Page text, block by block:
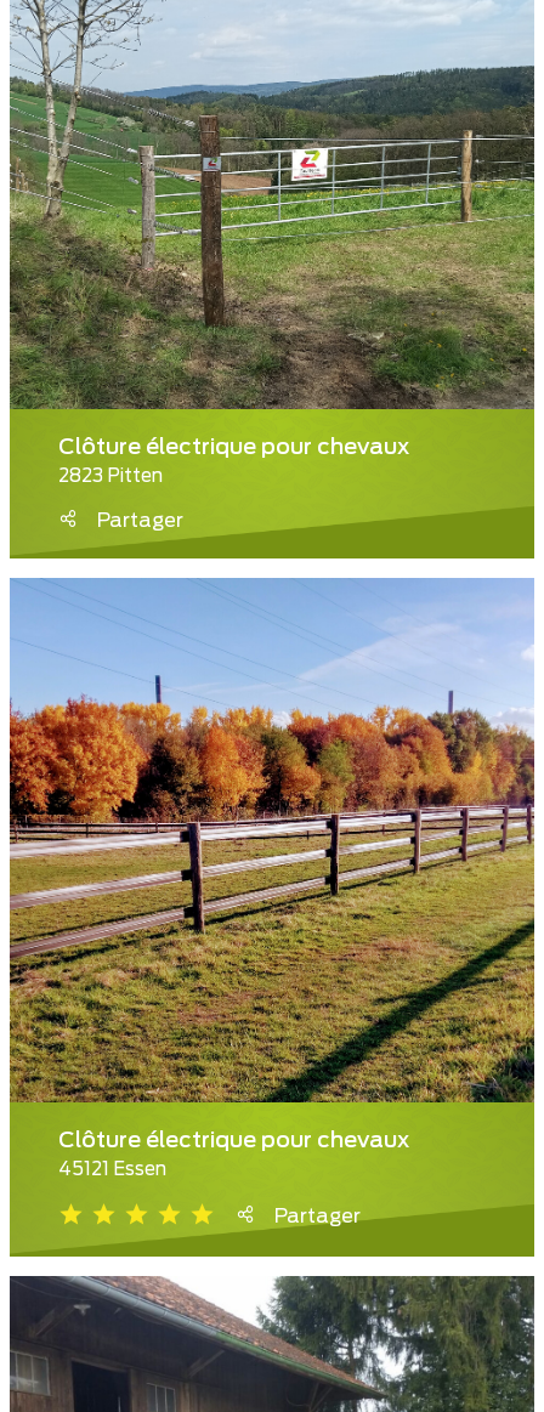
Clôture électrique pour chevaux
2823 Pitten
Partager
Clôture électrique pour chevaux
45121 Essen
Partager